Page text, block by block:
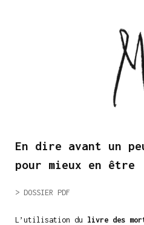
En dire avant un
pour mieux en être
> DOSSIER PDF
L’utilisation du livre des